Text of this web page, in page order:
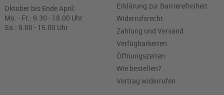
Oktober bis Ende April:
Mo. - Fr.: 9.30 - 18.00 Uhr
Sa.: 9.00 - 15.00 Uhr
Erklärung zur Barrierefreiheit
Widerrufsrecht
Zahlung und Versand
Verfügbarkeiten
Öffnungszeiten
Wie bestellen?
Vertrag widerrufen